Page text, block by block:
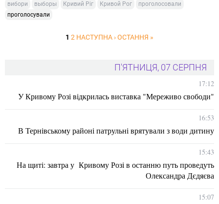
вибори выборы Кривий Ріг Кривой Рог
проголосовали
проголосували
1 2 НАСТУПНА ›ОСТАННЯ »
П'ЯТНИЦЯ, 07 СЕРПНЯ
17:12
У Кривому Розі відкрилась виставка "Мереживо свободи"
16:53
В Тернівському районі патрульні врятували з води дитину
15:43
На щиті: завтра у Кривому Розі в останню путь проведуть
Олександра Дєдяєва
15:07